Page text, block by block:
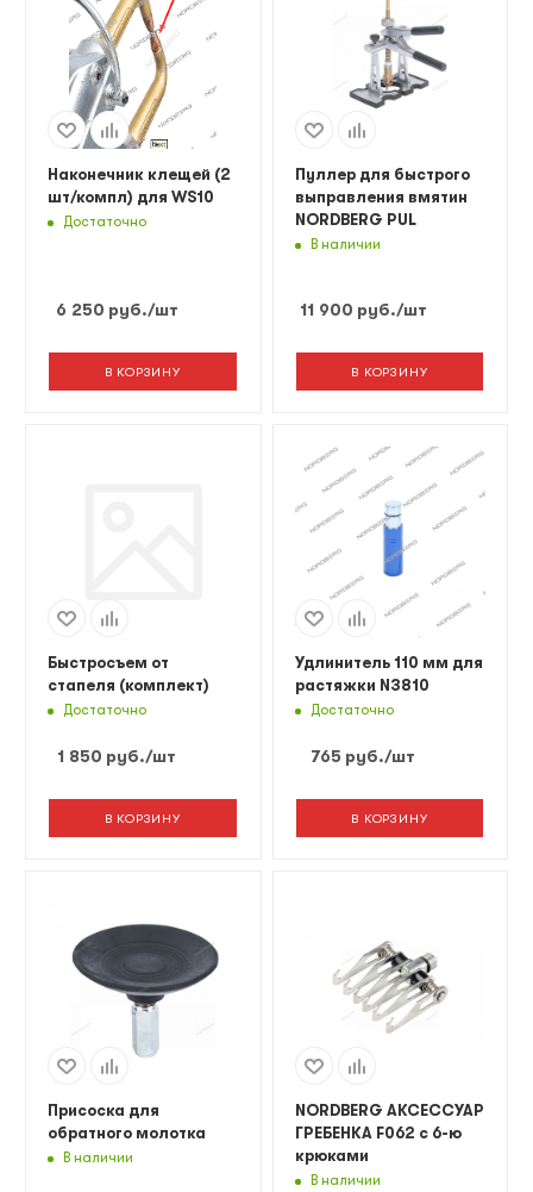
Наконечник клещей (2
шт/компл) для WS10
Достаточно
6 250 руб./шт
В КОРЗИНУ
Пуллер для быстрого
выправления вмятин
NORDBERG PUL
В наличии
11 900 руб./шт
В КОРЗИНУ
Быстросъем от
стапеля (комплект)
Достаточно
1 850 руб./шт
В КОРЗИНУ
Удлинитель 110 мм для
растяжки N3810
Достаточно
765 руб./шт
В КОРЗИНУ
Присоска для
обратного молотка
В наличии
NORDBERG АКСЕССУАР
ГРЕБЕНКА F062 с 6-ю
крюками
В наличии